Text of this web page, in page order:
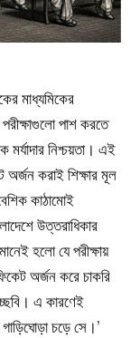
মাধ্যমিকের
পরীক্ষাগুলো পাশ করতে
মর্যাদার নিশ্চয়তা। এই
অর্জন করাই শিক্ষার মূল
কাঠামোই
উত্তরাধিকার
হলো যে পরীক্ষায়
অর্জন করে চাকরি
এ কারণেই
চড়ে সে।’